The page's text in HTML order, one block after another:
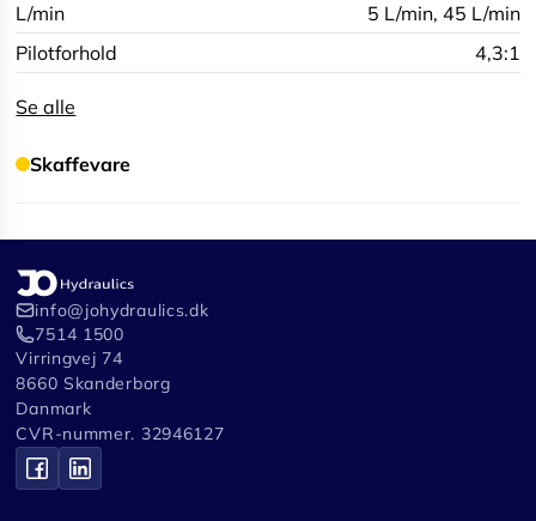
L/min
5 L/min, 45 L/min
Pilotforhold
4,3:1
Se alle
Skaffevare
info@johydraulics.dk
7514 1500
Virringvej 74
8660 Skanderborg
Danmark
CVR-nummer. 32946127